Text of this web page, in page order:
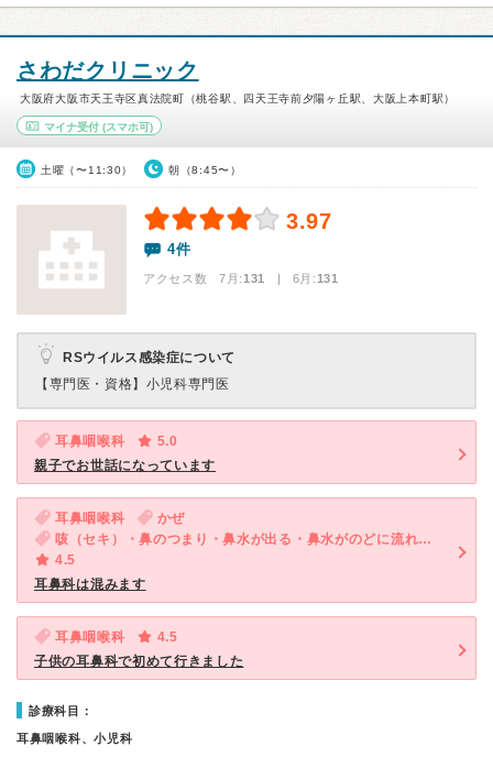
さわだクリニック
大阪府大阪市天王寺区真法院町（桃谷駅、四天王寺前夕陽ヶ丘駅、大阪上本町駅）
マイナ受付 (スマホ可)
土曜（〜11:30） 朝（8:45〜）
3.97
4件
アクセス数 7月:131 | 6月:131
RSウイルス感染症について
【専門医・資格】 小児科専門医
耳鼻咽喉科
5.0
親子でお世話になっています
耳鼻咽喉科
かぜ
咳（セキ）・鼻のつまり・鼻水が出る・鼻水がのどに流れる・後鼻漏
4.5
耳鼻科は混みます
耳鼻咽喉科
4.5
子供の耳鼻科で初めて行きました
診療科目：
耳鼻咽喉科、小児科